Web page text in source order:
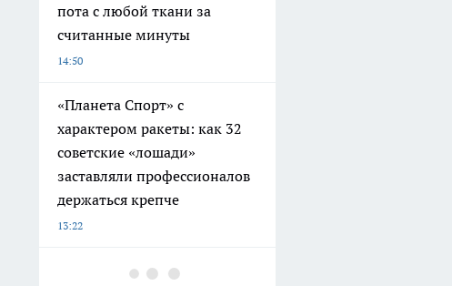
пота с любой ткани за
считанные минуты
14:50
«Планета Спорт» с
характером ракеты: как 32
советские «лошади»
заставляли профессионалов
держаться крепче
13:22
Забудьте про гречку: эта